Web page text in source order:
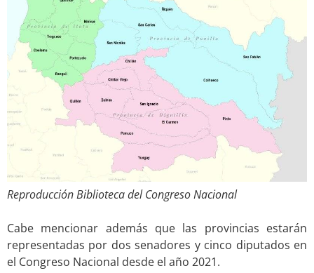
Reproducción Biblioteca del Congreso Nacional
Cabe mencionar además que las provincias estarán
representadas por dos senadores y cinco diputados en
el Congreso Nacional desde el año 2021.